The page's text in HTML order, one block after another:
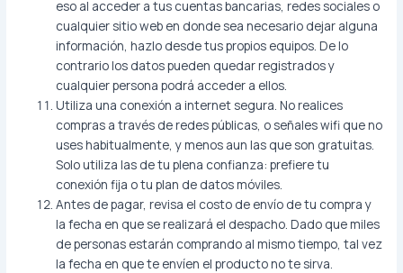
eso al acceder a tus cuentas bancarias, redes sociales o
cualquier sitio web en donde sea necesario dejar alguna
información, hazlo desde tus propios equipos. De lo
contrario los datos pueden quedar registrados y
cualquier persona podrá acceder a ellos.
Utiliza una conexión a internet segura. No realices
compras a través de redes públicas, o señales wifi que no
uses habitualmente, y menos aun las que son gratuitas.
Solo utiliza las de tu plena confianza: prefiere tu
conexión fija o tu plan de datos móviles.
Antes de pagar, revisa el costo de envío de tu compra y
la fecha en que se realizará el despacho. Dado que miles
de personas estarán comprando al mismo tiempo, tal vez
la fecha en que te envíen el producto no te sirva.